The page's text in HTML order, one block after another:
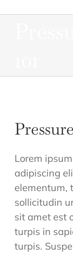
Lorem
adipiscing
elementum,
sollicitudin
sit amet est
turpis in
turpis.